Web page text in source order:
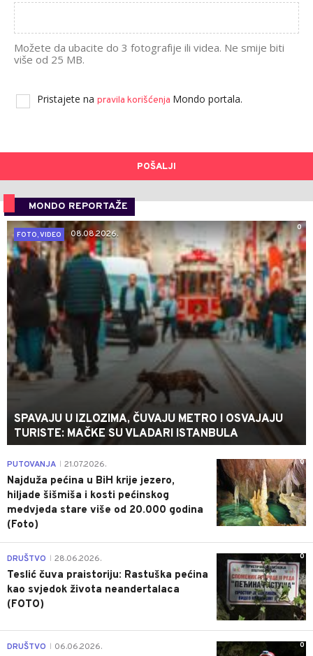
Možete da ubacite do 3 fotografije ili videa. Ne smije biti
više od 25 MB.
Pristajete na pravila korišćenja Mondo portala.
POŠALJI
MONDO REPORTAŽE
0
FOTO, VIDEO
08.08.2026.
SPAVAJU U IZLOZIMA, ČUVAJU METRO I OSVAJAJU
TURISTE: MAČKE SU VLADARI ISTANBULA
0
PUTOVANJA 21.07.2026.
Najduža pećina u BiH krije jezero,
hiljade šišmiša i kosti pećinskog
medvjeda stare više od 20.000 godina
(Foto)
0
DRUŠTVO 28.06.2026.
Teslić čuva praistoriju: Rastuška pećina
kao svjedok života neandertalaca
(FOTO)
0
DRUŠTVO 06.06.2026.